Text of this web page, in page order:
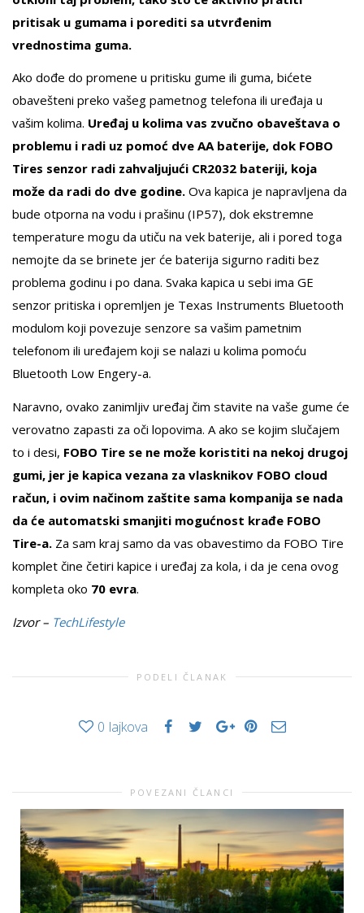
pritisak u gumama i porediti sa utvrđenim
vrednostima guma.
Ako dođe do promene u pritisku gume ili guma, bićete
obavešteni preko vašeg pametnog telefona ili uređaja u
vašim kolima. Uređaj u kolima vas zvučno obaveštava o
problemu i radi uz pomoć dve AA baterije, dok FOBO
Tires senzor radi zahvaljujući CR2032 bateriji, koja
može da radi do dve godine. Ova kapica je napravljena da
bude otporna na vodu i prašinu (IP57), dok ekstremne
temperature mogu da utiču na vek baterije, ali i pored toga
nemojte da se brinete jer će baterija sigurno raditi bez
problema godinu i po dana. Svaka kapica u sebi ima GE
senzor pritiska i opremljen je Texas Instruments Bluetooth
modulom koji povezuje senzore sa vašim pametnim
telefonom ili uređajem koji se nalazi u kolima pomoću
Bluetooth Low Engery-a.
Naravno, ovako zanimljiv uređaj čim stavite na vaše gume će
verovatno zapasti za oči lopovima. A ako se kojim slučajem
to i desi, FOBO Tire se ne može koristiti na nekoj drugoj
gumi, jer je kapica vezana za vlasknikov FOBO cloud
račun, i ovim načinom zaštite sama kompanija se nada
da će automatski smanjiti mogućnost krađe FOBO
Tire-a. Za sam kraj samo da vas obavestimo da FOBO Tire
komplet čine četiri kapice i uređaj za kola, i da je cena ovog
kompleta oko 70 evra.
Izvor – TechLifestyle
PODELI ČLANAK
0 lajkova
POVEZANI ČLANCI